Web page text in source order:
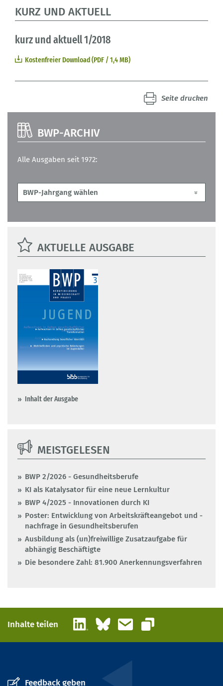
KURZ UND AKTUELL
kurz und aktuell 1/2018
Kostenfreier Download (PDF / 1,4 MB)
Seite drucken
BWP-ARCHIV
Alle Ausgaben seit 1972:
AKTUELLE AUSGABE
Inhalt der Ausgabe
MEISTGELESEN
BWP 2/2026 - Gesundheitsberufe
KI als Katalysator für eine neue Lernkultur
BWP 4/2025 - Innovationen durch KI
Poster: Entwicklung von Arbeitskräfteangebot und -
nachfrage in Gesundheitsberufen
Ausbildung als (un)freiwillige Zusatzaufgabe für
abhängig Beschäftigte
Die besondere Zahl: 81.900 Anerkennungsverfahren
Inhalte teilen LinkedInBlueskyE-Mail
Link kopieren
Feedback geben